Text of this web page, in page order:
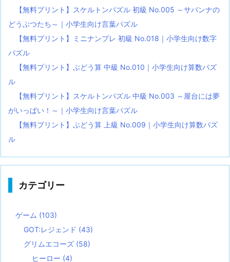
【無料プリント】スケルトンパズル 初級 No.005 ～サバンナの
どうぶつたち～｜小学生向け言葉パズル
【無料プリント】ミニナンプレ 初級 No.018｜小学生向け数字
パズル
【無料プリント】ぶどう算 中級 No.010｜小学生向け算数パズ
ル
【無料プリント】スケルトンパズル 中級 No.003 ～屋台には夢
がいっぱい！～｜小学生向け言葉パズル
【無料プリント】ぶどう算 上級 No.009｜小学生向け算数パズ
ル
カテゴリー
ゲーム (103)
GOT:レジェンド (43)
グリムエコーズ (58)
ヒーロー (4)